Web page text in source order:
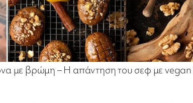
με βρώμη – Η απάντηση του σεφ με vegan